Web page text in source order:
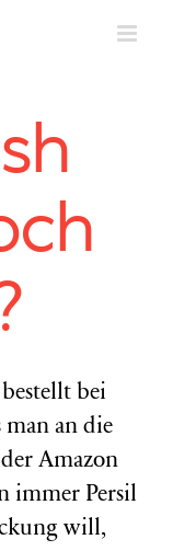
bei
man an die
Amazon
immer Persil
will,